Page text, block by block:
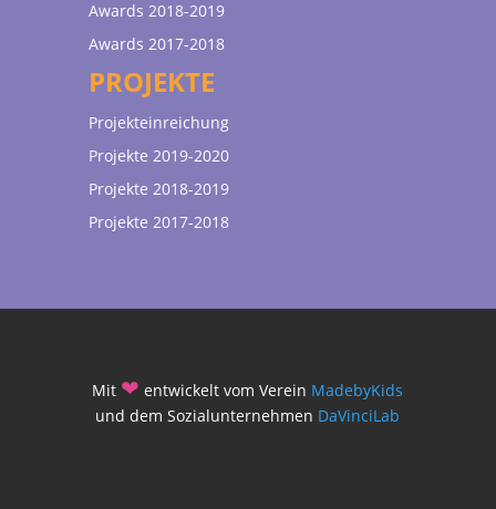
Awards 2018-2019
Awards 2017-2018
PROJEKTE
Projekteinreichung
Projekte 2019-2020
Projekte 2018-2019
Projekte 2017-2018
Mit ❤ entwickelt vom Verein MadebyKids
und dem Sozialunternehmen DaVinciLab